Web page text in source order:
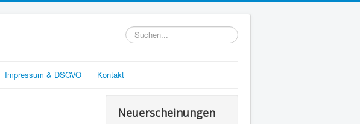
Suchen...
Impressum & DSGVO Kontakt
Neuerscheinungen